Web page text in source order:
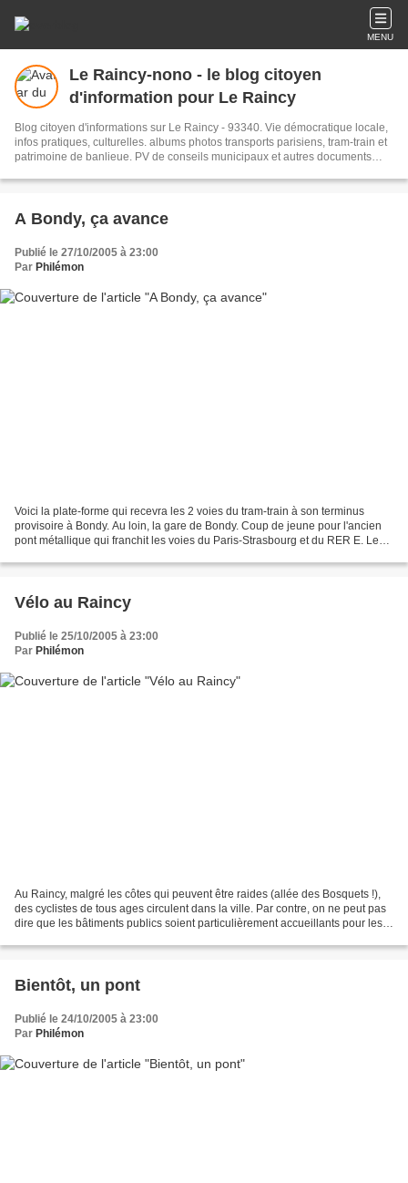
MENU
Le Raincy-nono - le blog citoyen
d'information pour Le Raincy
Blog citoyen d'informations sur Le Raincy - 93340. Vie démocratique locale,
infos pratiques, culturelles. albums photos transports parisiens, tram-train et
patrimoine de banlieue. PV de conseils municipaux et autres documents
A Bondy, ça avance
Publié le 27/10/2005 à 23:00
Par Philémon
Voici la plate-forme qui recevra les 2 voies du tram-train à son terminus
provisoire à Bondy. Au loin, la gare de Bondy. Coup de jeune pour l'ancien
pont métallique qui franchit les voies du Paris-Strasbourg et du RER E. Les
Vélo au Raincy
Publié le 25/10/2005 à 23:00
Par Philémon
Au Raincy, malgré les côtes qui peuvent être raides (allée des Bosquets !),
des cyclistes de tous ages circulent dans la ville. Par contre, on ne peut pas
dire que les bâtiments publics soient particulièrement accueillants pour les
Bientôt, un pont
Publié le 24/10/2005 à 23:00
Par Philémon